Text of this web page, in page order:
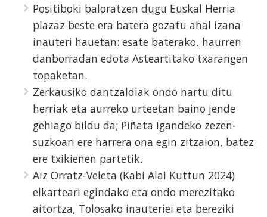
Positiboki baloratzen dugu Euskal Herria
plazaz beste era batera gozatu ahal izana
inauteri hauetan: esate baterako, haurren
danborradan edota Asteartitako txarangen
topaketan.
Zerkausiko dantzaldiak ondo hartu ditu
herriak eta aurreko urteetan baino jende
gehiago bildu da; Piñata Igandeko zezen-
suzkoari ere harrera ona egin zitzaion, batez
ere txikienen partetik.
Aiz Orratz-Veleta (Kabi Alai Kuttun 2024)
elkarteari egindako eta ondo merezitako
aitortza, Tolosako inauteriei eta bereziki